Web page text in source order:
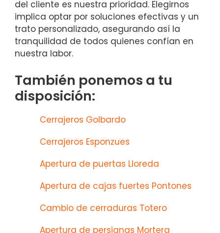
del cliente es nuestra prioridad. Elegirnos
implica optar por soluciones efectivas y un
trato personalizado, asegurando así la
tranquilidad de todos quienes confían en
nuestra labor.
También ponemos a tu
disposición:
Cerrajeros Golbardo
Cerrajeros Esponzues
Apertura de puertas Lloreda
Apertura de cajas fuertes Pontones
Cambio de cerraduras Totero
Apertura de persianas Mortera